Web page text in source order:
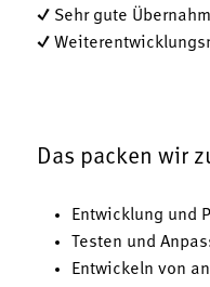
✓ Sehr gute
✓
Das packen wir
Entwicklung und
Testen und
Entwickeln von